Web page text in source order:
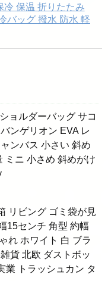
冷 保温 折りたたみ
バッグ 撥水 防水 軽
ョルダーバッグ サコ
ンゲリオン EVA レ
ンバス 小さい 斜め
ミニ 小さめ 斜めがけ
リビング ゴミ袋が見
15センチ 角型 約幅
れ ホワイト 白 ブラ
貨 北欧 ダストボッ
業 トラッシュカン タ